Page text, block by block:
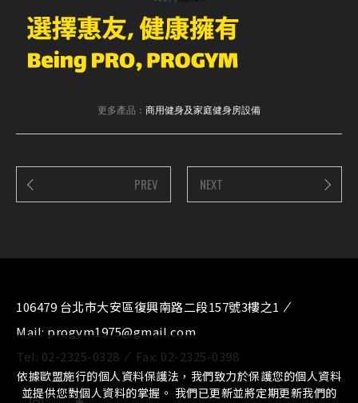
更多產品： 商用健身及家庭健身房設備
PREV NEXT
106479 台北市大安區復興南路二段157號3樓之1
Mail: progym1975@gmail.com
Tel: 02-2325-0328 Fax: 02-2325-0398
依據歐盟施行的個人資料保護法，我們致力於保護您的個人資料
並提供您對個人資料的掌握。 我們已更新並將定期更新我們的